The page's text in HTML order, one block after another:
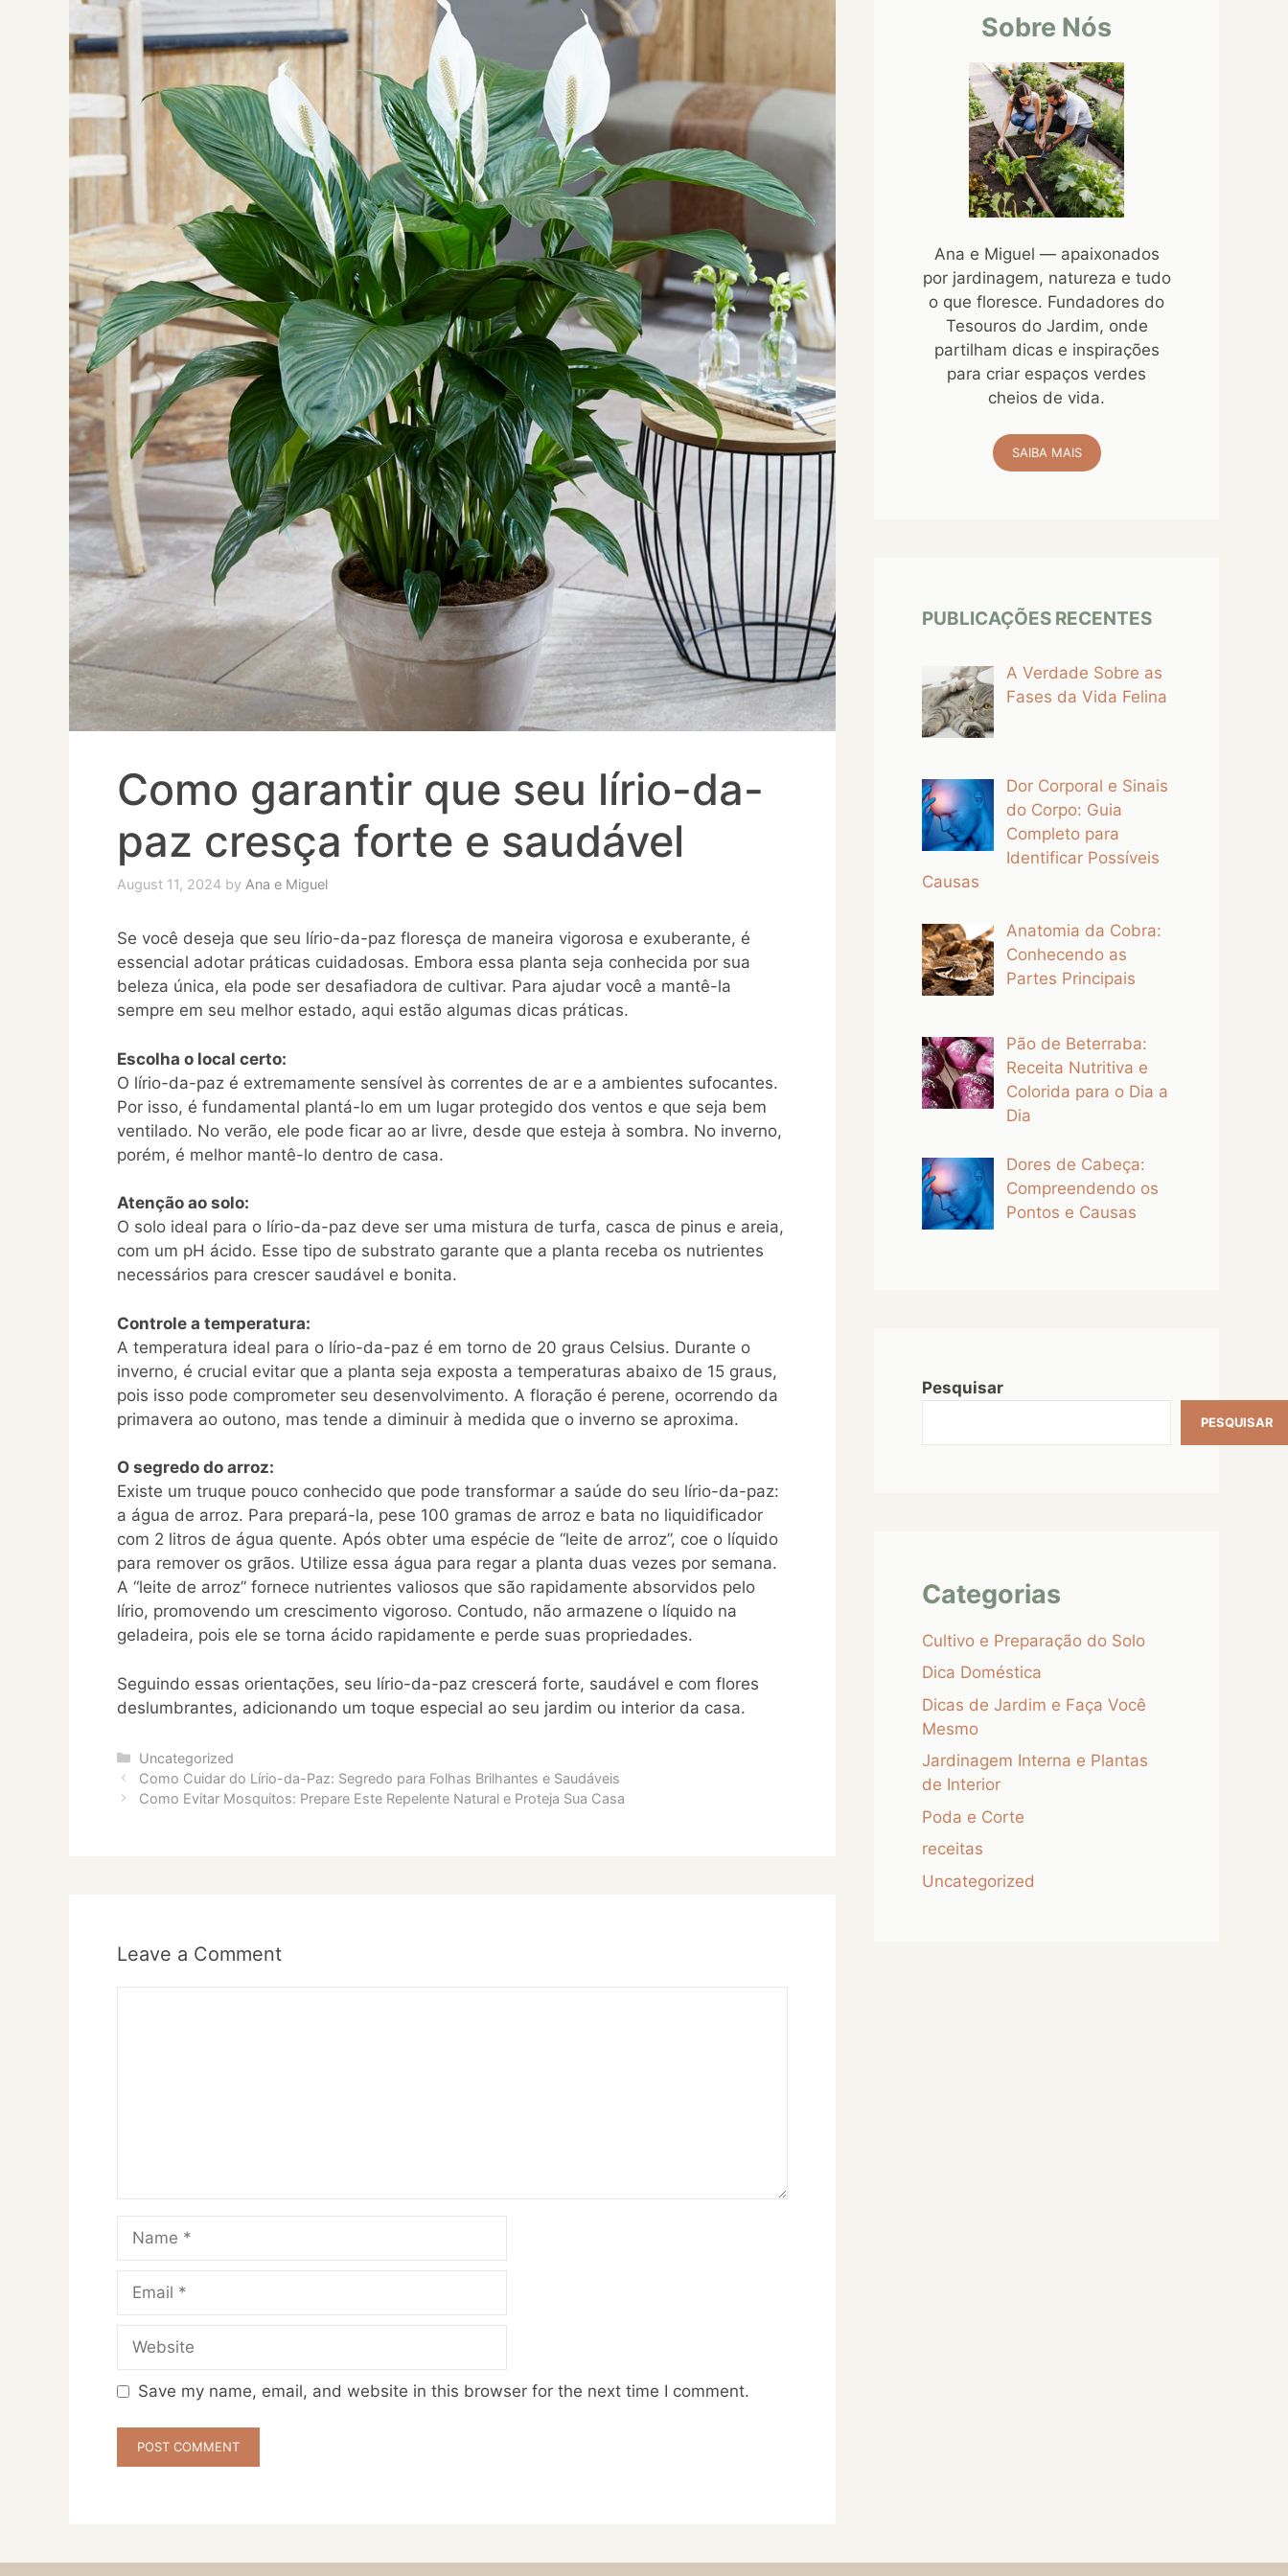
Como garantir que seu lírio-da-
paz cresça forte e saudável
August 11, 2024 by Ana e Miguel
Se você deseja que seu lírio-da-paz floresça de maneira vigorosa e exuberante, é
essencial adotar práticas cuidadosas. Embora essa planta seja conhecida por sua
beleza única, ela pode ser desafiadora de cultivar. Para ajudar você a mantê-la
sempre em seu melhor estado, aqui estão algumas dicas práticas.
Escolha o local certo:
O lírio-da-paz é extremamente sensível às correntes de ar e a ambientes sufocantes.
Por isso, é fundamental plantá-lo em um lugar protegido dos ventos e que seja bem
ventilado. No verão, ele pode ficar ao ar livre, desde que esteja à sombra. No inverno,
porém, é melhor mantê-lo dentro de casa.
Atenção ao solo:
O solo ideal para o lírio-da-paz deve ser uma mistura de turfa, casca de pinus e areia,
com um pH ácido. Esse tipo de substrato garante que a planta receba os nutrientes
necessários para crescer saudável e bonita.
Controle a temperatura:
A temperatura ideal para o lírio-da-paz é em torno de 20 graus Celsius. Durante o
inverno, é crucial evitar que a planta seja exposta a temperaturas abaixo de 15 graus,
pois isso pode comprometer seu desenvolvimento. A floração é perene, ocorrendo da
primavera ao outono, mas tende a diminuir à medida que o inverno se aproxima.
O segredo do arroz:
Existe um truque pouco conhecido que pode transformar a saúde do seu lírio-da-paz:
a água de arroz. Para prepará-la, pese 100 gramas de arroz e bata no liquidificador
com 2 litros de água quente. Após obter uma espécie de “leite de arroz”, coe o líquido
para remover os grãos. Utilize essa água para regar a planta duas vezes por semana.
A “leite de arroz” fornece nutrientes valiosos que são rapidamente absorvidos pelo
lírio, promovendo um crescimento vigoroso. Contudo, não armazene o líquido na
geladeira, pois ele se torna ácido rapidamente e perde suas propriedades.
Seguindo essas orientações, seu lírio-da-paz crescerá forte, saudável e com flores
deslumbrantes, adicionando um toque especial ao seu jardim ou interior da casa.
Categories
Uncategorized
Como Cuidar do Lírio-da-Paz: Segredo para Folhas Brilhantes e Saudáveis
Como Evitar Mosquitos: Prepare Este Repelente Natural e Proteja Sua Casa
Leave a Comment
Save my name, email, and website in this browser for the next time I comment.
Sobre Nós
Ana e Miguel — apaixonados
por jardinagem, natureza e tudo
o que floresce. Fundadores do
Tesouros do Jardim, onde
partilham dicas e inspirações
para criar espaços verdes
cheios de vida.
SAIBA MAIS
PUBLICAÇÕES RECENTES
A Verdade Sobre as
Fases da Vida Felina
Dor Corporal e Sinais
do Corpo: Guia
Completo para
Identificar Possíveis
Causas
Anatomia da Cobra:
Conhecendo as
Partes Principais
Pão de Beterraba:
Receita Nutritiva e
Colorida para o Dia a
Dia
Dores de Cabeça:
Compreendendo os
Pontos e Causas
Pesquisar
PESQUISAR
Categorias
Cultivo e Preparação do Solo
Dica Doméstica
Dicas de Jardim e Faça Você
Mesmo
Jardinagem Interna e Plantas
de Interior
Poda e Corte
receitas
Uncategorized